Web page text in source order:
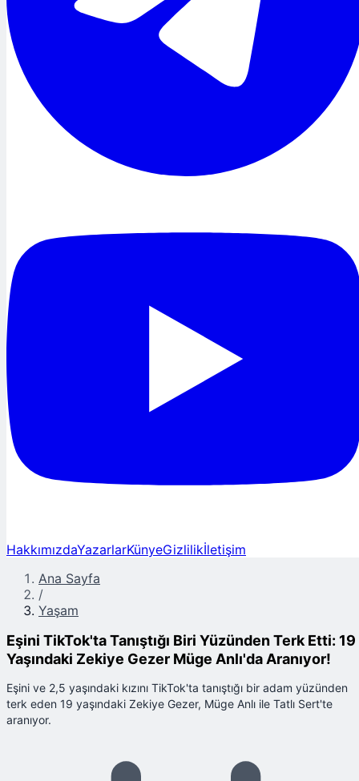
HakkımızdaYazarlarKünyeGizlilikİletişim
Ana Sayfa
/
Yaşam
Eşini TikTok'ta Tanıştığı Biri Yüzünden Terk Etti: 19
Yaşındaki Zekiye Gezer Müge Anlı'da Aranıyor!
Eşini ve 2,5 yaşındaki kızını TikTok'ta tanıştığı bir adam yüzünden
terk eden 19 yaşındaki Zekiye Gezer, Müge Anlı ile Tatlı Sert'te
aranıyor.